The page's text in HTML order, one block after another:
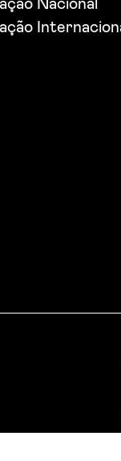
Nacional